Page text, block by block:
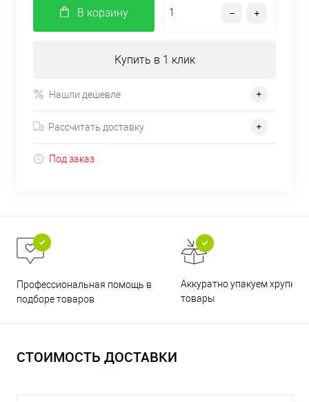
В корзину
Купить в 1 клик
Нашли дешевле
Рассчитать доставку
Под заказ
Профессиональная помощь в
подборе товаров
Аккуратно упакуем хрупкие
товары
СТОИМОСТЬ ДОСТАВКИ